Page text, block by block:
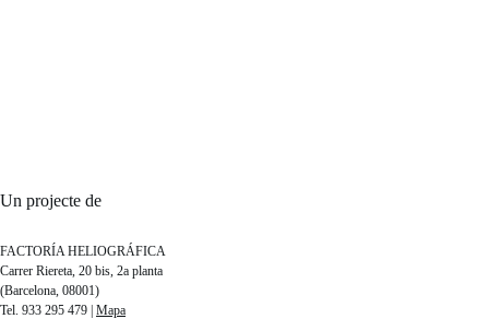
Un projecte de
FACTORÍA HELIOGRÁFICA
Carrer Riereta, 20 bis, 2a planta
(Barcelona, 08001)
Tel. 933 295 479 | Mapa